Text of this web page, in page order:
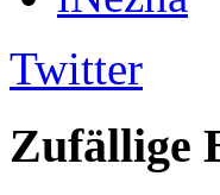
Twitter
Zufällige